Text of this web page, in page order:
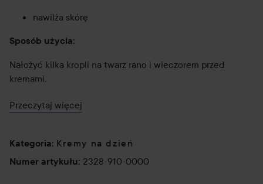
nawilża skórę
Sposób użycia:
Nałożyć kilka kropli na twarz rano i wieczorem przed
kremami.
30ml
Ordinary
30 ml
Przeczytaj więcej
Kategoria: Kremy na dzień
Numer artykułu: 2328-910-0000